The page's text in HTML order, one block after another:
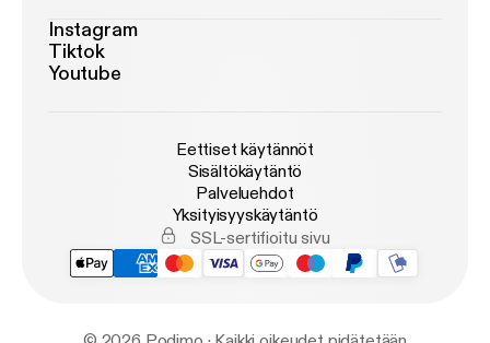
Instagram
Tiktok
Youtube
Eettiset käytännöt
Sisältökäytäntö
Palveluehdot
Yksityisyyskäytäntö
SSL-sertifioitu sivu